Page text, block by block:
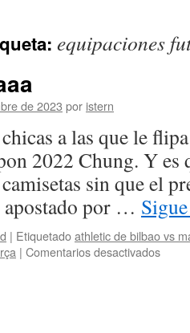
equipaciones
de 2023 por istern
a las que le
2022 Chung. Y es
sin que el
por …
| Etiquetadoathletic de bilbao vs
| Comentarios desactivadosen